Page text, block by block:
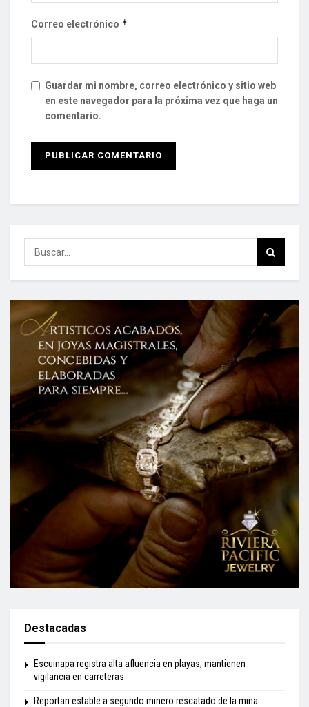
Correo electrónico *
Guardar mi nombre, correo electrónico y sitio web
en este navegador para la próxima vez que haga un
comentario.
Destacadas
Escuinapa registra alta afluencia en playas; mantienen
vigilancia en carreteras
Reportan estable a segundo minero rescatado de la mina